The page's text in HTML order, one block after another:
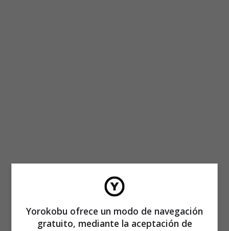
Yorokobu ofrece un modo de navegación
gratuito, mediante la aceptación de